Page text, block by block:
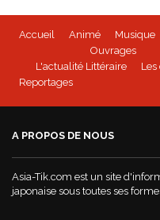
Accueil Animé Musique
Ouvrages
L'actualité Littéraire
Reportages
A PROPOS DE NOUS
Asia-Tik.com est un site
japonaise sous toutes ses